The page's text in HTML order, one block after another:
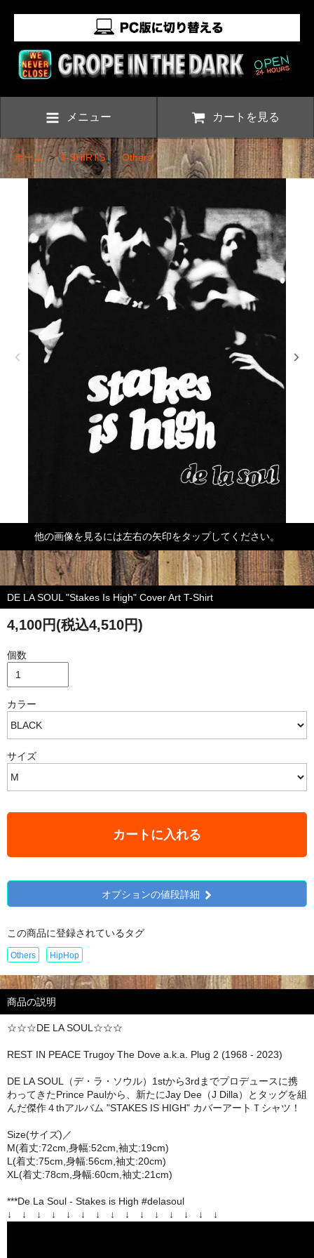
メニュー カートを見る
ホーム>T-SHIRTS>Others
他の画像を見るには左右の矢印をタップしてください。
DE LA SOUL "Stakes Is High" Cover Art T-Shirt
4,100円(税込4,510円)
個数
カラー
サイズ
カートに入れる
オプションの値段詳細
この商品に登録されているタグ
Others HipHop
商品の説明
☆☆☆DE LA SOUL☆☆☆
REST IN PEACE Trugoy The Dove a.k.a. Plug 2 (1968 - 2023)
DE LA SOUL（デ・ラ・ソウル）1stから3rdまでプロデュースに携
わってきたPrince Paulから、新たにJay Dee（J Dilla）とタッグを組
んだ傑作４thアルバム "STAKES IS HIGH" カバーアートＴシャツ！
Size(サイズ)／
M(着丈:72cm,身幅:52cm,袖丈:19cm)
L(着丈:75cm,身幅:56cm,袖丈:20cm)
XL(着丈:78cm,身幅:60cm,袖丈:21cm)
***De La Soul - Stakes is High #delasoul
↓ ↓ ↓ ↓ ↓ ↓ ↓ ↓ ↓ ↓ ↓ ↓ ↓ ↓ ↓